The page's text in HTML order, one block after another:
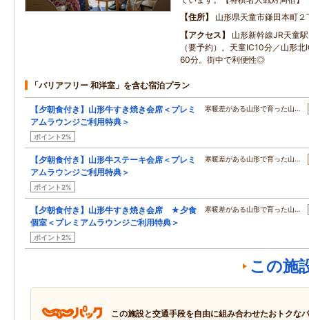
住所
山形県天童市鎌田本町
アクセス
山形新幹線JR天童
（要予約）。天童IC10分／山形
60分。街中で利便性◎
「バリアフリー 和洋室」を含む宿泊プラン
【夕朝食付き】山形牛すき焼き会席＜プレミ
アムラウンジご利用特典＞
ポイント2%
寒暖差がある山形で育った山…
【夕朝食付き】山形牛ステーキ会席＜プレミ
アムラウンジご利用特典＞
ポイント2%
寒暖差がある山形で育った山…
【夕朝食付き】山形牛すき焼き会席 ★夕食
個室＜プレミアムラウンジご利用特典＞
ポイント2%
寒暖差がある山形で育った山…
この施
この施設と交通手段を自由に組み合わせたおトクな